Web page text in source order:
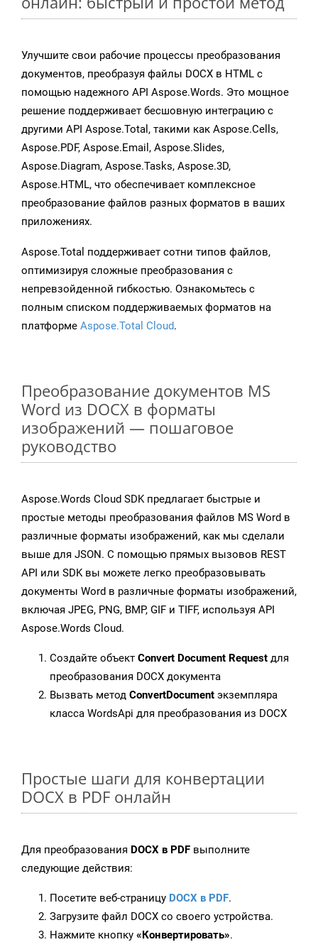
Улучшите свои рабочие процессы преобразования
документов, преобразуя файлы DOCX в HTML с
помощью надежного API Aspose.Words. Это мощное
решение поддерживает бесшовную интеграцию с
другими API Aspose.Total, такими как Aspose.Cells,
Aspose.PDF, Aspose.Email, Aspose.Slides,
Aspose.Diagram, Aspose.Tasks, Aspose.3D,
Aspose.HTML, что обеспечивает комплексное
преобразование файлов разных форматов в ваших
приложениях.
Aspose.Total поддерживает сотни типов файлов,
оптимизируя сложные преобразования с
непревзойденной гибкостью. Ознакомьтесь с
полным списком поддерживаемых форматов на
платформе Aspose.Total Cloud.
Преобразование документов MS
Word из DOCX в форматы
изображений — пошаговое
руководство
Aspose.Words Cloud SDK предлагает быстрые и
простые методы преобразования файлов MS Word в
различные форматы изображений, как мы сделали
выше для JSON. С помощью прямых вызовов REST
API или SDK вы можете легко преобразовывать
документы Word в различные форматы изображений,
включая JPEG, PNG, BMP, GIF и TIFF, используя API
Aspose.Words Cloud.
Создайте объект Convert Document Request для
преобразования DOCX документа
Вызвать метод ConvertDocument экземпляра
класса WordsApi для преобразования из DOCX
Простые шаги для конвертации
DOCX в PDF онлайн
Для преобразования DOCX в PDF выполните
следующие действия:
Посетите веб-страницу DOCX в PDF.
Загрузите файл DOCX со своего устройства.
Нажмите кнопку «Конвертировать».